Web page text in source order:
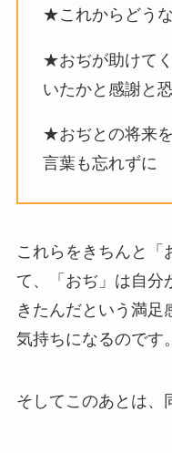
★これからどう
★おぢが助けて
いたかと感謝と
★おぢとの将来
言葉も忘れずに
これらをきちんと「
て、「おぢ」は自分
きたんだという満足
気持ちになるのです。
そしてこのあとは、